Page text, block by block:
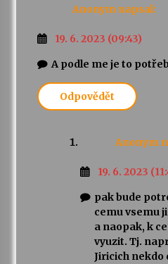
Anonym napsal:
19. 6. 2023 (09:43)
A podle me je to
Odpovědět
Anonym
19. 6. 2023
pak bude
cemu vsemu
a naopak, k
vyuzit. Tj.
Jiricich nekdo